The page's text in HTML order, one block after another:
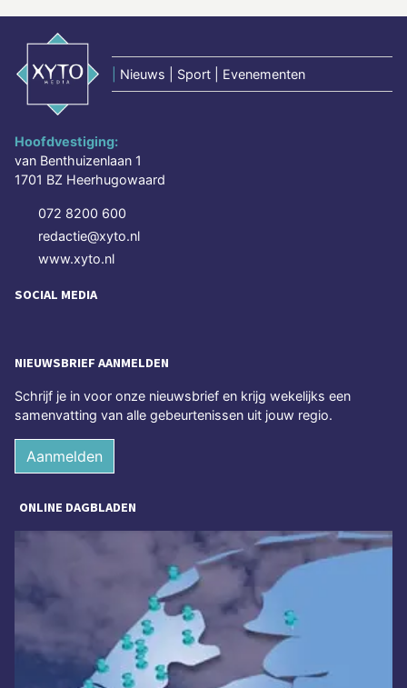
Nieuws | Sport | Evenementen
Hoofdvestiging:
van Benthuizenlaan 1
1701 BZ Heerhugowaard
072 8200 600
redactie@xyto.nl
www.xyto.nl
SOCIAL MEDIA
NIEUWSBRIEF AANMELDEN
Schrijf je in voor onze nieuwsbrief en krijg wekelijks een
samenvatting van alle gebeurtenissen uit jouw regio.
Aanmelden
ONLINE DAGBLADEN